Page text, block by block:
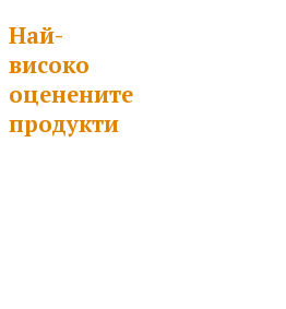
Най-
високо
оценените
продукти